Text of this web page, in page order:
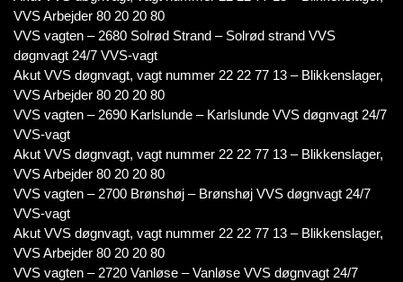
VVS Arbejder 80 20 20 80
VVS vagten – 2680 Solrød Strand – Solrød strand VVS
døgnvagt 24/7 VVS-vagt
Akut VVS døgnvagt, vagt nummer 22 22 77 13 – Blikkenslager,
VVS Arbejder 80 20 20 80
VVS vagten – 2690 Karlslunde – Karlslunde VVS døgnvagt 24/7
VVS-vagt
Akut VVS døgnvagt, vagt nummer 22 22 77 13 – Blikkenslager,
VVS Arbejder 80 20 20 80
VVS vagten – 2700 Brønshøj – Brønshøj VVS døgnvagt 24/7
VVS-vagt
Akut VVS døgnvagt, vagt nummer 22 22 77 13 – Blikkenslager,
VVS Arbejder 80 20 20 80
VVS vagten – 2720 Vanløse – Vanløse VVS døgnvagt 24/7